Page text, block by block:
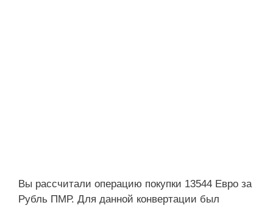
Вы рассчитали операцию покупки 13544 Евро за
Рубль ПМР. Для данной конвертации был